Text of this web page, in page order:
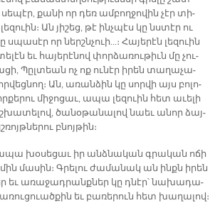
քա­նի որ դեռ ամ­բող­ջո­վին չէր տի­
Ան յի­շեց, թէ ինչ­պէս կը նստէր ու
սպա­սէր որ ներշն­չուի...։ Հա­յե­րէն լե­զուին
եւ հա­յե­րէ­նով փոր­ձա­ռու­թիւն մը չու­
Պըլ­տեան ոչ ոք ու­նէր ի­րեն տա­ղա­չա­
Ան, ա­ռան­ձին կը սոր­վի այս բո­լո­
մի­ջո­ցաւ, ա­պա լե­զուին հետ ա­ւե­լի
ծա­նօ­թա­նա­լով նաեւ ա­նոր ձայ­
բնոյ­թին։
խօ­սե­ցաւ իր անձ­նա­կան գրա­կան ո­ճի
մա­սին։ Գրե­լու ժա­մա­նակ ան ինքն ի­րեն
եւ ա­ռա­ջադ­րանք­ներ կը դնէր՝ նա­խա­դա­
եւ բա­ռե­րուն հետ խա­ղա­լով։